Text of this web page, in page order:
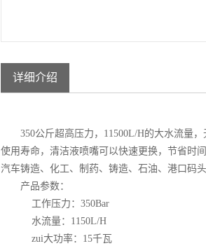
详细介绍
350公斤超高压力， 11500L/H的大水流量
使用寿命，清洁液喷嘴可以快速更换，节省时
汽车铸造、化工、制药、铸造、石油、港口码
产品参数：
工作压力： 350Bar
水流量： 1150L/H
zui大功率： 15千瓦